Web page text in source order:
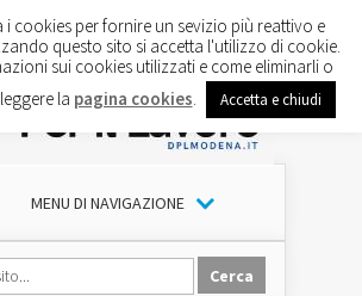
MENU DI NAVIGAZIONE
i cookies per fornire un sevizio più reattivo e
questo sito si accetta l'utilizzo di cookie.
sui cookies utilizzati e come eliminarli o
la pagina cookies Accetta e chiudi